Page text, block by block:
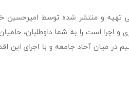
تهیه و منتشر شده توسط امیرحسین
اجرا است را به شما داوطلبان،
در میان آحاد جامعه و با اجرای